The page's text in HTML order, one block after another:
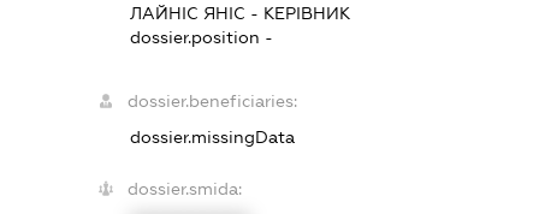
ЛАЙНІС ЯНІС - КЕРІВНИК
dossier.position -
dossier.beneficiaries:
dossier.missingData
dossier.smida: